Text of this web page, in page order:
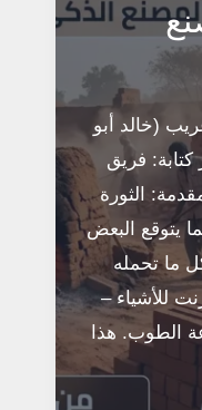
(خالد أبو
فريق
الثورة
يتوقع البعض
ما تحمله
للأشياء –
الطوب. هذا